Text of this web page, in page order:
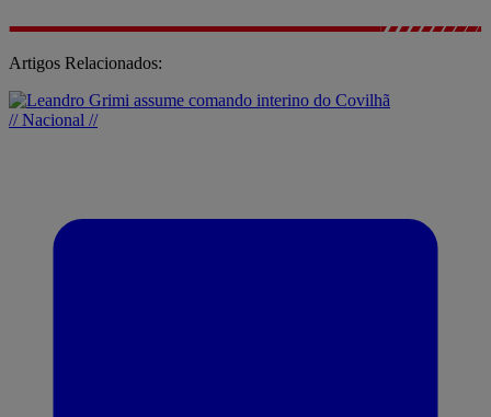
Artigos Relacionados:
// Nacional //